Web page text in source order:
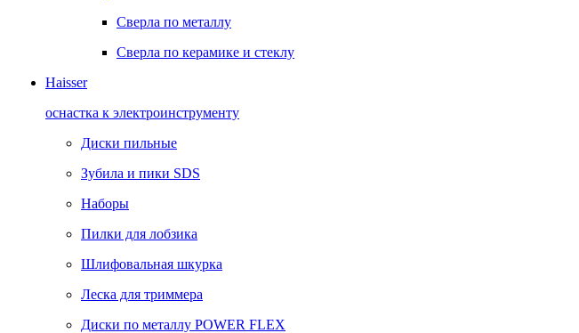
Сверла по металлу
Сверла по керамике и стеклу
Haisser
оснастка к электроинструменту
Диски пильные
Зубила и пики SDS
Наборы
Пилки для лобзика
Шлифовальная шкурка
Леска для триммера
Диски по металлу POWER FLEX